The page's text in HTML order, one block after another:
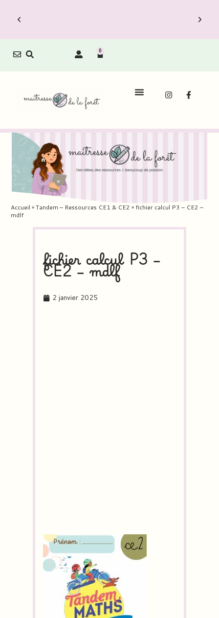
0
Accueil »Tandem – Ressources CE1 & CE2 » fichier calcul P3 – CE2 –
mdlf
fichier calcul P3 –
CE2 – mdlf
2 janvier 2025